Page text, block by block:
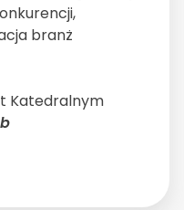
branż
Katedralnym